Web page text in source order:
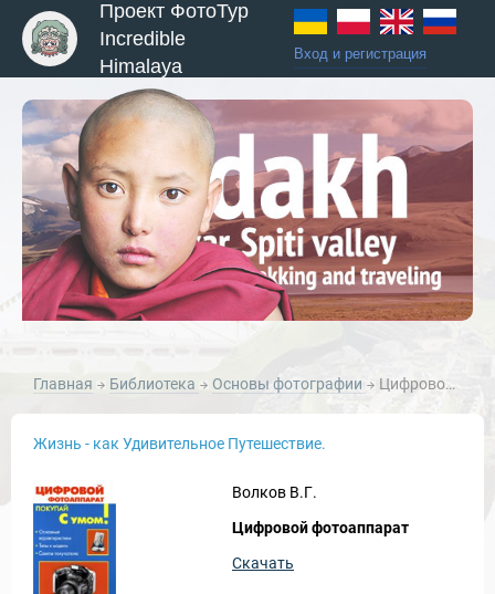
Проект ФотоТур
Incredible
Himalaya
Вход и регистрация
Главная Библиотека Основы фотографии Цифровой фотоаппарат
Жизнь - как Удивительное Путешествие.
Волков В.Г.
Цифровой фотоаппарат
Скачать